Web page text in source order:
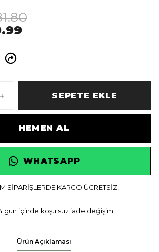
SEPETE EKLE
HEMEN AL
WHATSAPP
SİPARİŞLERDE KARGO ÜCRETSİZ!
gün içinde koşulsuz iade değişim
Ürün Açıklaması